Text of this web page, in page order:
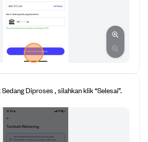
Diproses , silahkan klik “Selesai”.